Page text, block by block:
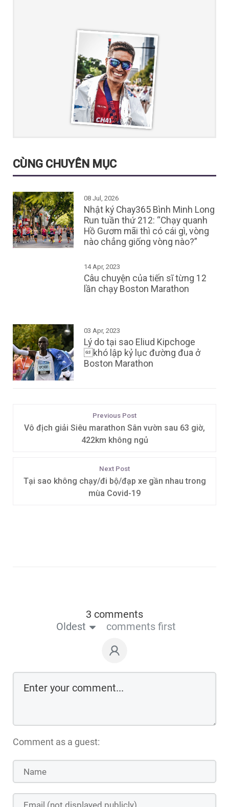
CÙNG CHUYÊN MỤC
08 Jul, 2026
Nhật ký Chay365 Bình Minh Long
Run tuần thứ 212: “Chạy quanh
Hồ Gươm mãi thì có cái gì, vòng
nào chẳng giống vòng nào?”
14 Apr, 2023
Câu chuyện của tiến sĩ từng 12
lần chạy Boston Marathon
03 Apr, 2023
Lý do tại sao Eliud Kipchoge
khó lập kỷ lục đường đua ở
Boston Marathon
Previous Post
Vô địch giải Siêu marathon Sân vườn sau 63 giờ,
422km không ngủ
Next Post
Tại sao không chạy/đi bộ/đạp xe gần nhau trong
mùa Covid-19
3 comments
Oldest
comments first
Comment as a guest: